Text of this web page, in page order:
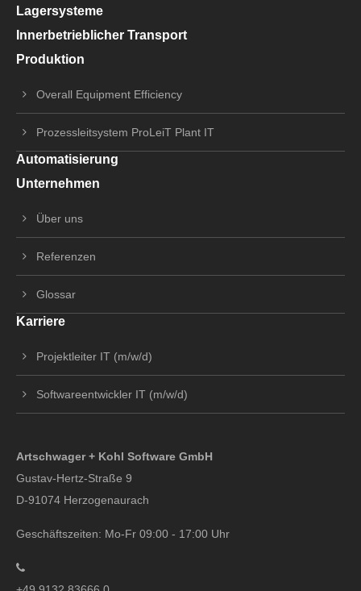
Lagersysteme
Innerbetrieblicher Transport
Produktion
Overall Equipment Efficiency
Prozessleitsystem ProLeiT Plant IT
Automatisierung
Unternehmen
Über uns
Referenzen
Glossar
Karriere
Projektleiter IT (m/w/d)
Softwareentwickler IT (m/w/d)
Artschwager + Kohl Software GmbH
Gustav-Hertz-Straße 9
D-91074 Herzogenaurach
Geschäftszeiten: Mo-Fr 09:00 - 17:00 Uhr